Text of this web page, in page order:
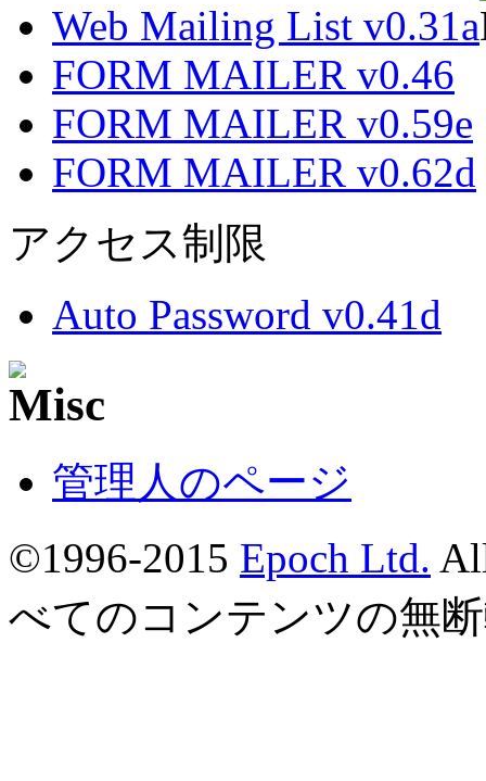
Web Mailing List v0.31a
FORM MAILER v0.46
FORM MAILER v0.59e
FORM MAILER v0.62d
アクセス制限
Auto Password v0.41d
管理人のページ
©1996-2015 Epoch Ltd.
べてのコンテンツの無